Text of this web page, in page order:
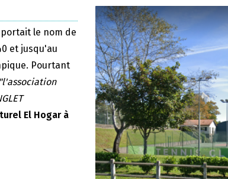
le nom de
et jusqu'au
Pourtant
"l'association
El Hogar à